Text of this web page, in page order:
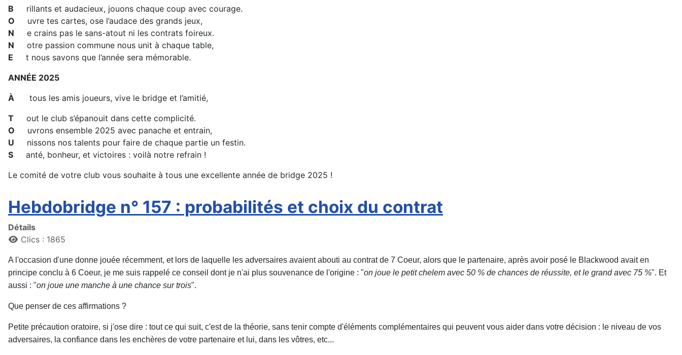
B rillants et audacieux, jouons chaque coup avec courage.
O uvre tes cartes, ose l’audace des grands jeux,
N e crains pas le sans-atout ni les contrats foireux.
N otre passion commune nous unit à chaque table,
E t nous savons que l’année sera mémorable.
ANNÉE 2025
À tous les amis joueurs, vive le bridge et l’amitié,
T out le club s’épanouit dans cette complicité.
O uvrons ensemble 2025 avec panache et entrain,
U nissons nos talents pour faire de chaque partie un festin.
S anté, bonheur, et victoires : voilà notre refrain !
Le comité de votre club vous souhaite à tous une excellente année de bridge 2025 !
Hebdobridge n° 157 : probabilités et choix du contrat
Détails
Clics : 1865
A l'occasion d'une donne jouée récemment, et lors de laquelle les adversaires avaient abouti au contrat de 7 Coeur, alors que le partenaire, après avoir posé le Blackwood avait en
principe conclu à 6 Coeur, je me suis rappelé ce conseil dont je n'ai plus souvenance de l'origine : "on joue le petit chelem avec 50 % de chances de réussite, et le grand avec 75 %". Et
aussi : "on joue une manche à une chance sur trois".
Que penser de ces affirmations ?
Petite précaution oratoire, si j'ose dire : tout ce qui suit, c'est de la théorie, sans tenir compte d'éléments complémentaires qui peuvent vous aider dans votre décision : le niveau de vos
adversaires, la confiance dans les enchères de votre partenaire et lui, dans les vôtres, etc...